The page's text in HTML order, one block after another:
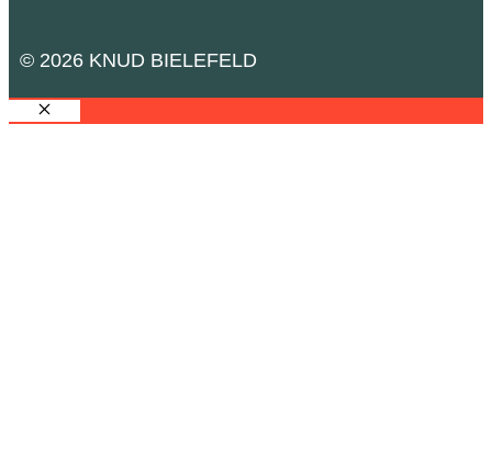
© 2026 KNUD BIELEFELD
SCHLIESSEN